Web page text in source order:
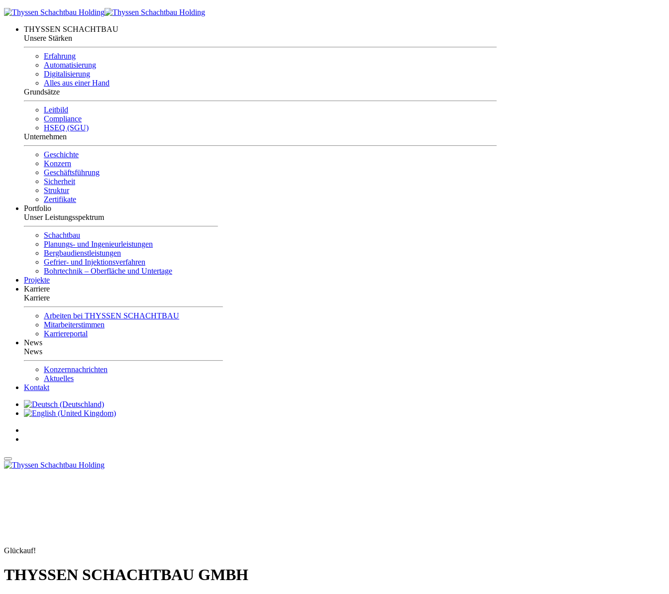
THYSSEN SCHACHTBAU
Unsere Stärken
Erfahrung
Automatisierung
Digitalisierung
Alles aus einer Hand
Grundsätze
Leitbild
Compliance
HSEQ (SGU)
Unternehmen
Geschichte
Konzern
Geschäftsführung
Sicherheit
Struktur
Zertifikate
Portfolio
Unser Leistungsspektrum
Schachtbau
Planungs- und Ingenieurleistungen
Bergbaudienstleistungen
Gefrier- und Injektionsverfahren
Bohrtechnik – Oberfläche und Untertage
Projekte
Karriere
Karriere
Arbeiten bei THYSSEN SCHACHTBAU
Mitarbeiterstimmen
Karriereportal
News
News
Konzernnachrichten
Aktuelles
Kontakt
Glückauf!
THYSSEN SCHACHTBAU GMBH